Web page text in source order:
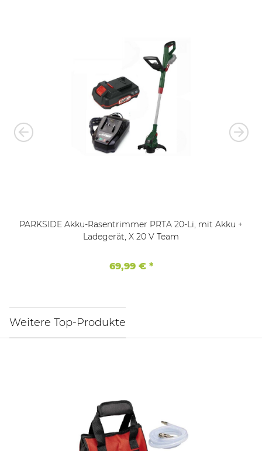
PARKSIDE Akku-Rasentrimmer PRTA 20-Li, mit Akku +
Ladegerät, X 20 V Team
69,99 € *
Weitere Top-Produkte